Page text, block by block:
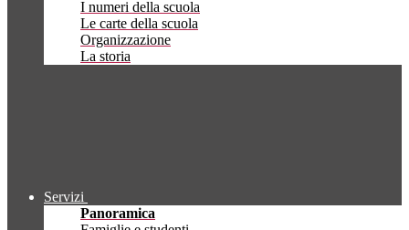
I numeri della scuola
Le carte della scuola
Organizzazione
La storia
Servizi
Panoramica